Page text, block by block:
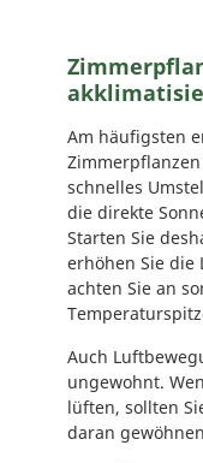
Am häufigsten
schnelles
die direkte
Starten Sie
erhöhen Sie die
achten Sie an
Auch
ungewohnt.
lüften, sollten
daran